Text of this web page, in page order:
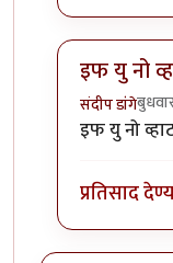
इफ यु नो
संदीप डांगे
In reply to
इफ यु नो
प्रतिसाद